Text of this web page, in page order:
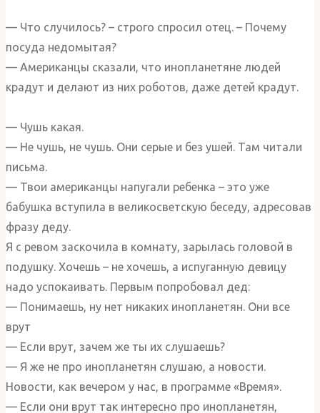
— Что случилось? – строго спросил отец. – Почему
посуда недомытая?
— Американцы сказали, что инопланетяне людей
крадут и делают из них роботов, даже детей крадут.
— Чушь какая.
— Не чушь, не чушь. Они серые и без ушей. Там читали
письма.
— Твои американцы напугали ребенка – это уже
бабушка вступила в великосветскую беседу, адресовав
фразу деду.
Я с ревом заскочила в комнату, зарылась головой в
подушку. Хочешь – не хочешь, а испуганную девицу
надо успокаивать. Первым попробовал дед:
— Понимаешь, ну нет никаких инопланетян. Они все
врут
— Если врут, зачем же ты их слушаешь?
— Я же не про инопланетян слушаю, а новости.
Новости, как вечером у нас, в программе «Время».
— Если они врут так интересно про инопланетян,